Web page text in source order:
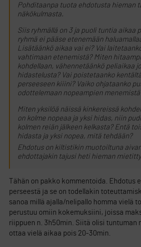
Pohditaanpa tuota ehdotusta hieman
näkökulmasta.
Siis ryhmällä on 3 ja puoli tuntia aikaa
ryhmä ei pääse etenemään
Lisätäänkö aikaa vai ei? Vai
vahtimaan etenemistä? Miten
kohdellaan, vähennetäänkö peliaikaa
hidastelusta? Vai poistetaanko
perseeseen kiiini? Vaiko ohjataanko
odottelemaan nopeampien menemistä
Miten yksilöä näissä kinkereissä
on kolme nopeaa ja yksi hidas, niin
kolmen reiän jälkeen kelkasta? Entä
hidasta ja yksi nopea, mitä tehdään?
Ehdotus on kiltistikin muotoiltuna
ehdottajakin tajusi heti hieman
Tähän on pakko kommentoida. Ehdotus
perseestä ja se on todellakin
sanoa millä ajalla/nelipallo homma vielä
perustuu omiin kokemuksiini, joissa
riippuen n. 3h50min. Siitä olisi tuntuman
ottaa vielä aikaa pois 20-30min.